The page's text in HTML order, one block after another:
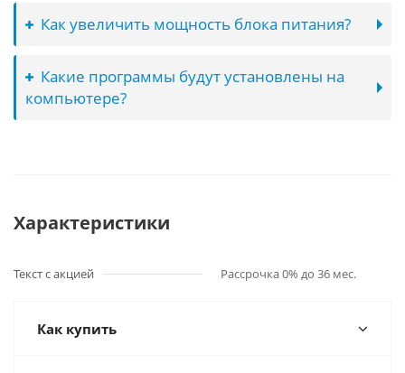
Как увеличить мощность блока питания?
Какие программы будут установлены на
компьютере?
Характеристики
Текст с акцией Рассрочка 0% до 36 мес.
Как купить